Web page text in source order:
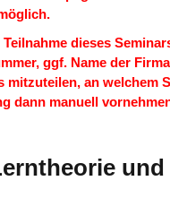
dieses
ggf. Name der
mitzuteilen, an welchem
dann manuell